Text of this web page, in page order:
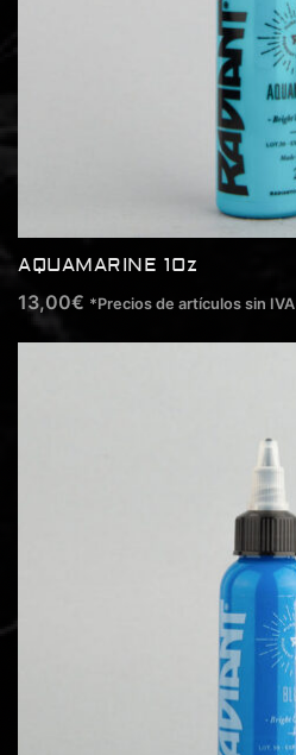
AQUAMARINE 1Oz
13,00€ *Precios de artículos sin IVA